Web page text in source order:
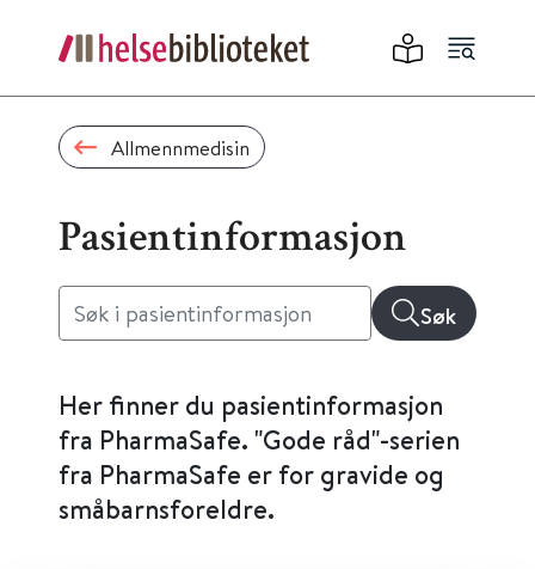
Allmennmedisin
Pasientinformasjon
Søk
Her finner du pasientinformasjon
fra PharmaSafe. "Gode råd"-serien
fra PharmaSafe er for gravide og
småbarnsforeldre.